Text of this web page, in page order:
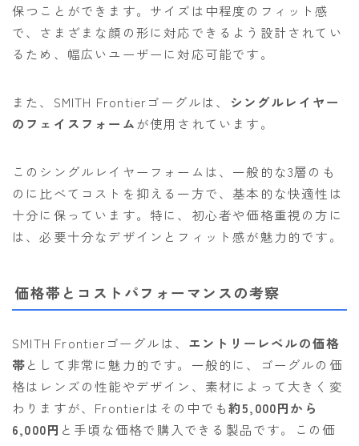
保つことができます。サイズは中程度のフィット感
で、さまざまな顔の形に対応できるよう設計されてい
るため、幅広いユーザーに対応可能です。
また、SMITH Frontierゴーグルは、
シングルレイヤー
のフェイスフォーム が使用されています。
このシングルレイヤーフォームは、一般的な3層のも
のに比べてコストを抑える一方で、基本的な快適性は
十分に保っています。特に、初心者や価格重視の方に
は、必要十分なデザインとフィット感が魅力的です。
価格帯とコストパフォーマンスの考察
SMITH Frontierゴーグルは、 エントリーレベルの価格
帯として非常に魅力的です。一般的に、ゴーグルの価
格はレンズの性能やデザイン、素材によって大きく変
わりますが、Frontierはその中でも約5,000円から
6,000円 と手頃な価格で購入できる製品です。この価